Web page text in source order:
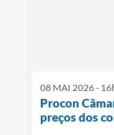
08 MAI 2026 -
Procon
preços dos